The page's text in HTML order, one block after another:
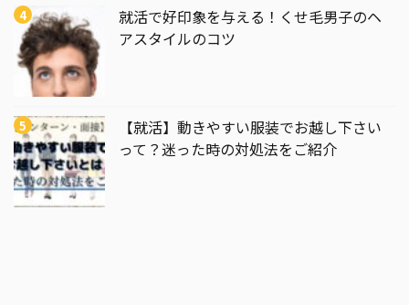
就活で好印象を与える！くせ毛男子のヘ
アスタイルのコツ
【就活】動きやすい服装でお越し下さい
って？迷った時の対処法をご紹介